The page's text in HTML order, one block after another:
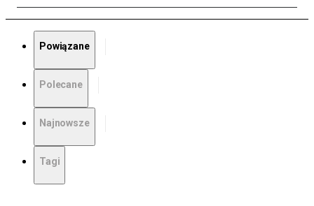
Powiązane
Polecane
Najnowsze
Tagi